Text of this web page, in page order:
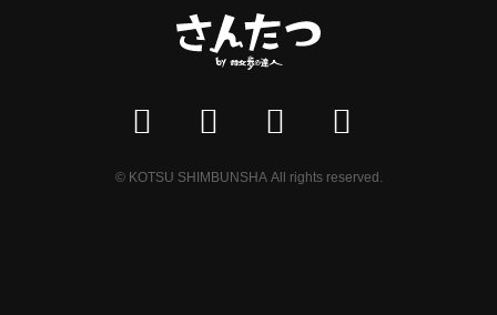
© KOTSU SHIMBUNSHA All rights reserved.